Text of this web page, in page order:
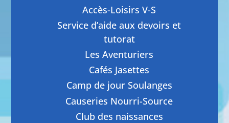
Accès-Loisirs V-S
Service d’aide aux devoirs et
tutorat
Les Aventuriers
Cafés Jasettes
Camp de jour Soulanges
Causeries Nourri-Source
Club des naissances